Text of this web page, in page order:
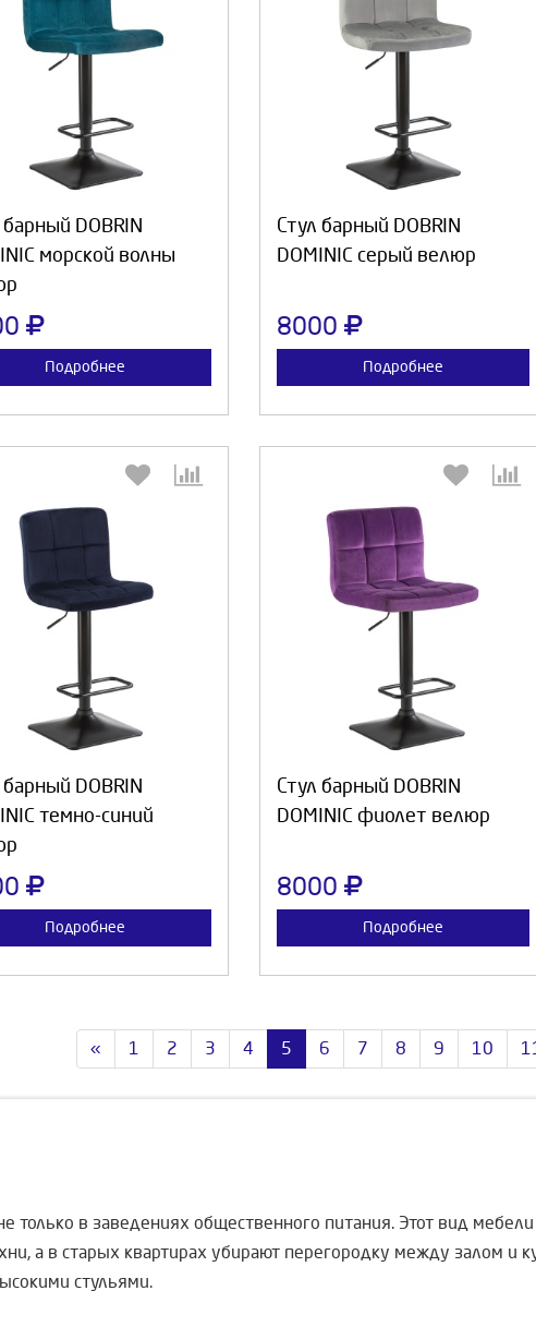
DOBRIN
морской волны
Подробнее
Продолжить
Стул барный DOBRIN
DOMINIC серый велюр
8000
Подробнее
Продолжить
DOBRIN
темно-синий
Подробнее
Продолжить
Стул барный DOBRIN
DOMINIC фиолет велюр
8000
Подробнее
Продолжить
« 1 2 3 4 5 6 7 8 9 10 11
только в заведениях общественного питания. Этот вид
а в старых квартирах убирают перегородку между залом и
стульями.